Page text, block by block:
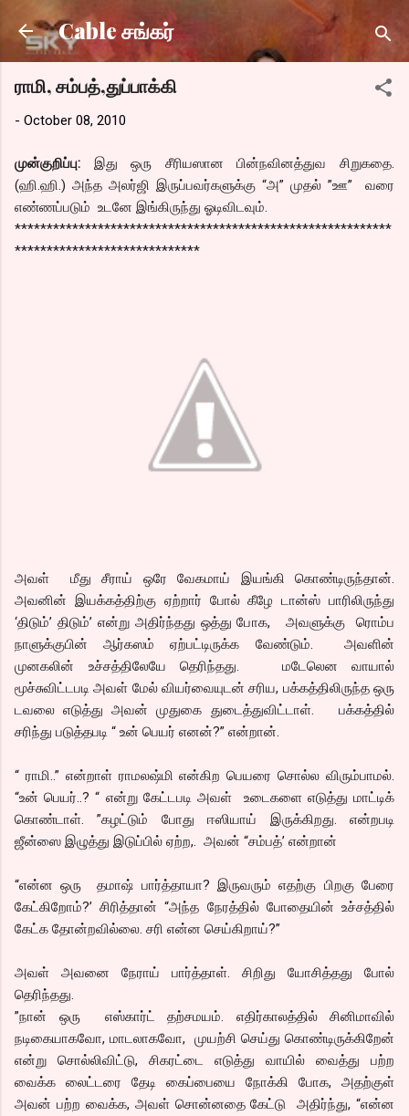
Skip to main content
Cable சங்கர்
ராமி, சம்பத்,துப்பாக்கி
- October 08, 2010
முன்குறிப்பு: இது ஒரு சீரியஸான பின்நவினத்துவ சிறுகதை.
(ஹி.ஹி.) அந்த அலர்ஜி இருப்பவர்களுக்கு “அ” முதல் ”ஊ” வரை
எண்ணப்படும் உடனே இங்கிருந்து ஓடிவிடவும்.
***********************************************************
*****************************
அவள் மீது சீராய் ஒரே வேகமாய் இயங்கி கொண்டிருந்தான்.
அவனின் இயக்கத்திற்கு ஏற்றார் போல் கீழே டான்ஸ் பாரிலிருந்து
‘திடும்’ திடும்’ என்று அதிர்ந்தது ஒத்து போக, அவளுக்கு ரொம்ப
நாளுக்குபின் ஆர்கஸம் ஏற்பட்டிருக்க வேண்டும். அவளின்
முனகலின் உச்சத்திலேயே தெரிந்தது. மடேலென வாயால்
மூச்சுவிட்டபடி அவள் மேல் வியர்வையுடன் சரிய, பக்கத்திலிருந்த ஒரு
டவலை எடுத்து அவன் முதுகை துடைத்துவிட்டாள். பக்கத்தில்
சரிந்து படுத்தபடி “ உன் பெயர் எனன்?” என்றான்.
“ ராமி..” என்றாள் ராமலஷ்மி என்கிற பெயரை சொல்ல விரும்பாமல்.
“உன் பெயர்..? “ என்று கேட்டபடி அவள் உடைகளை எடுத்து மாட்டிக்
கொண்டாள். ”கழட்டும் போது ஈஸியாய் இருக்கிறது. என்றபடி
ஜீன்ஸை இழுத்து இடுப்பில் ஏற்ற,. அவன் “சம்பத்’ என்றான்
“என்ன ஒரு தமாஷ் பார்த்தாயா? இருவரும் எதற்கு பிறகு பேரை
கேட்கிறோம்?’ சிரித்தான் “அந்த நேரத்தில் போதையின் உச்சத்தில்
கேட்க தோன்றவில்லை. சரி என்ன செய்கிறாய்?”
அவள் அவனை நேராய் பார்த்தாள். சிறிது யோசித்தது போல்
தெரிந்தது.
”நான் ஒரு எஸ்கார்ட் தற்சமயம். எதிர்காலத்தில் சினிமாவில்
நடிகையாகவோ, மாடலாகவோ, முயற்சி செய்து கொண்டிருக்கிறேன்
என்று சொல்லிவிட்டு, சிகரட்டை எடுத்து வாயில் வைத்து பற்ற
வைக்க லைட்டரை தேடி கைப்பையை நோக்கி போக, அதற்குள்
அவன் பற்ற வைக்க, அவள் சொன்னதை கேட்டு அதிர்ந்து, “என்ன